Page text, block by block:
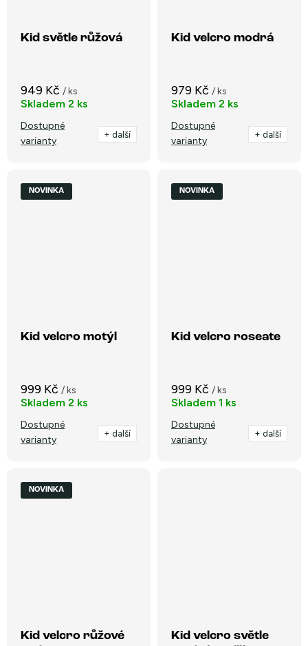
Kid světle růžová
949 Kč / ks
Skladem 2 ks
Dostupné
varianty
+ další
Kid velcro modrá
979 Kč / ks
Skladem 2 ks
Dostupné
varianty
+ další
NOVINKA
Kid velcro motýl
999 Kč / ks
Skladem 2 ks
Dostupné
varianty
+ další
NOVINKA
Kid velcro roseate
999 Kč / ks
Skladem 1 ks
Dostupné
varianty
+ další
NOVINKA
Kid velcro růžové
Kid velcro světle